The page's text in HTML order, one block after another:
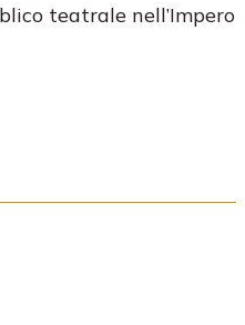
teatrale nell’Impero